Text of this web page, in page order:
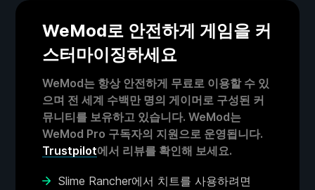
WeMod로 안전하게 게임을 커
스터마이징하세요
WeMod는 항상 안전하게 무료로 이용할 수 있
으며 전 세계 수백만 명의 게이머로 구성된 커
뮤니티를 보유하고 있습니다. WeMod는
WeMod Pro 구독자의 지원으로 운영됩니다.
Trustpilot에서 리뷰를 확인해 보세요.
Slime Rancher에서 치트를 사용하려면